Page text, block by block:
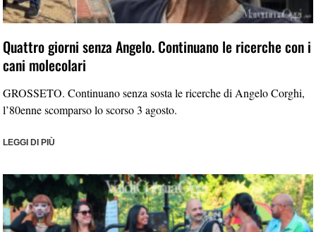
Quattro giorni senza Angelo. Continuano le ricerche con i
cani molecolari
GROSSETO. Continuano senza sosta le ricerche di Angelo Corghi,
l’80enne scomparso lo scorso 3 agosto.
LEGGI DI PIÙ